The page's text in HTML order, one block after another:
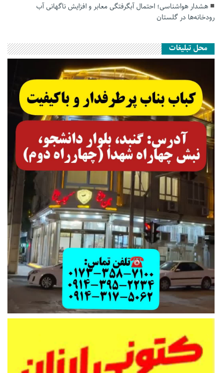
هشدار هواشناسی؛ احتمال آبگرفتگی معابر و افزایش ناگهانی آب
رودخانه‌ها در گلستان
محل تبلیغات